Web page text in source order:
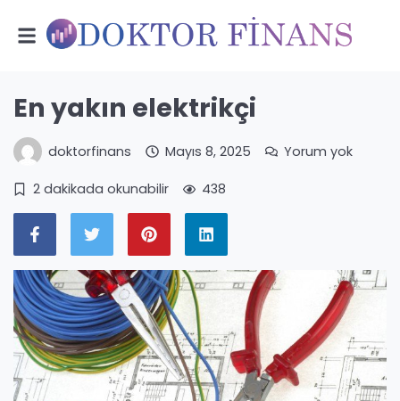
En yakın elektrikçi
doktorfinans Mayıs 8, 2025 Yorum yok
2 dakikada okunabilir 438